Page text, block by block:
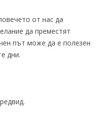
от нас да
да преместят
път може да е полезен
дни.